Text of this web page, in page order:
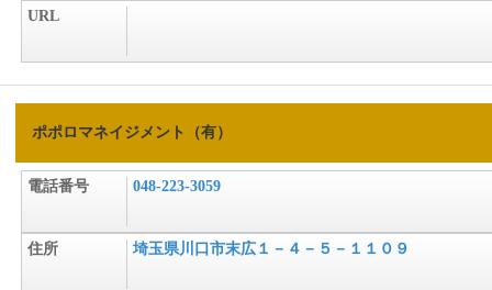
URL
ポポロマネイジメント（有）
電話番号 048-223-3059
住所 埼玉県川口市末広１－４－５－１１０９